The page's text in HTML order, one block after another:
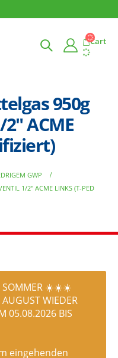
Cart
950g
ACME
GWP
1/2″ ACME LINKS (T-PED
SOMMER ☀️☀️☀️
WIEDER
05.08.2026 BIS
eingehenden